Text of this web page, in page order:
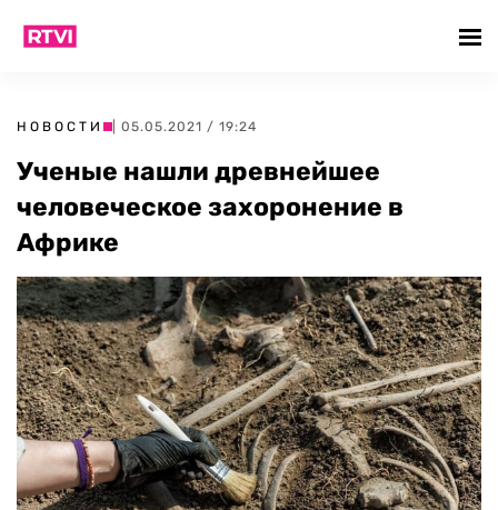
НОВОСТИ | 05.05.2021 / 19:24
Ученые нашли древнейшее
человеческое захоронение в
Африке